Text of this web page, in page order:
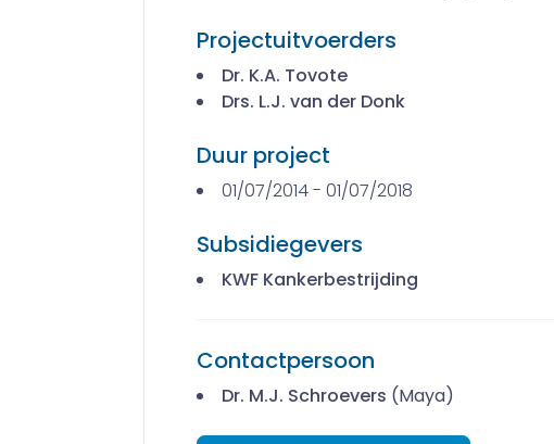
Projectuitvoerders
Dr. K.A. Tovote
Drs. L.J. van der Donk
Duur project
01/07/2014 - 01/07/2018
Subsidiegevers
KWF Kankerbestrijding
Contactpersoon
Dr. M.J. Schroevers (Maya)